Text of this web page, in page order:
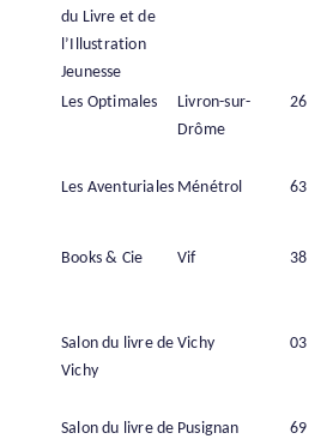
du Livre et de
l’Illustration
Jeunesse
Les Optimales
Livron-sur-
Drôme
26
Les Aventuriales Ménétrol 63
Books & Cie Vif 38
Salon du livre de
Vichy
Vichy 03
Salon du livre de Pusignan 69